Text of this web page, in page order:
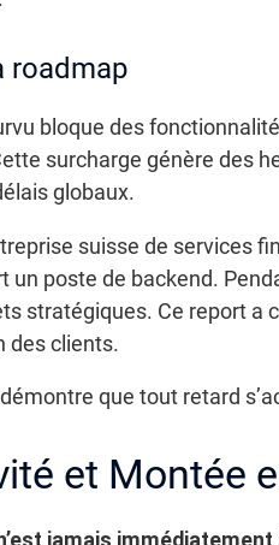
roadmap
bloque des
surcharge génère des
globaux.
suisse de services
un poste de backend.
stratégiques. Ce report a
des clients.
que tout retard
et Montée
jamais